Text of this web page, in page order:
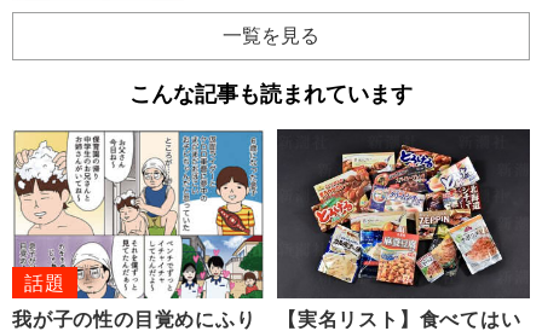
一覧を見る
こんな記事も読まれています
話題
我が子の性の目覚めにふり
【実名リスト】食べてはい